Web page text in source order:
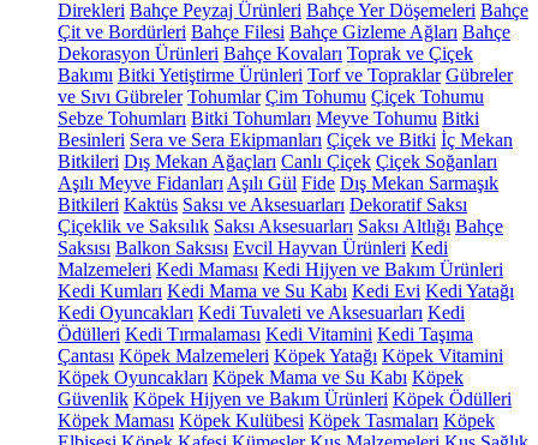
Direkleri Bahçe Peyzaj Ürünleri Bahçe Yer Döşemeleri Bahçe
Çit ve Bordürleri Bahçe Filesi Bahçe Gizleme Ağları Bahçe
Dekorasyon Ürünleri Bahçe Kovaları Toprak ve Çiçek
Bakımı Bitki Yetiştirme Ürünleri Torf ve Topraklar Gübreler
ve Sıvı Gübreler Tohumlar Çim Tohumu Çiçek Tohumu
Sebze Tohumları Bitki Tohumları Meyve Tohumu Bitki
Besinleri Sera ve Sera Ekipmanları Çiçek ve Bitki İç Mekan
Bitkileri Dış Mekan Ağaçları Canlı Çiçek Çiçek Soğanları
Aşılı Meyve Fidanları Aşılı Gül Fide Dış Mekan Sarmaşık
Bitkileri Kaktüs Saksı ve Aksesuarları Dekoratif Saksı
Çiçeklik ve Saksılık Saksı Aksesuarları Saksı Altlığı Bahçe
Saksısı Balkon Saksısı Evcil Hayvan Ürünleri Kedi
Malzemeleri Kedi Maması Kedi Hijyen ve Bakım Ürünleri
Kedi Kumları Kedi Mama ve Su Kabı Kedi Evi Kedi Yatağı
Kedi Oyuncakları Kedi Tuvaleti ve Aksesuarları Kedi
Ödülleri Kedi Tırmalaması Kedi Vitamini Kedi Taşıma
Çantası Köpek Malzemeleri Köpek Yatağı Köpek Vitamini
Köpek Oyuncakları Köpek Mama ve Su Kabı Köpek
Güvenlik Köpek Hijyen ve Bakım Ürünleri Köpek Ödülleri
Köpek Maması Köpek Kulübesi Köpek Tasmaları Köpek